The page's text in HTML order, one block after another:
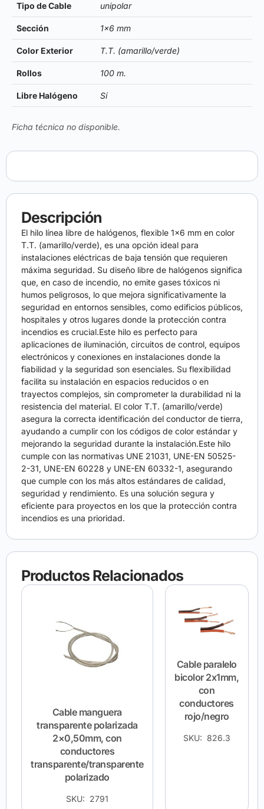
Tipo de Cable unipolar
Sección 1×6 mm
Color Exterior T.T. (amarillo/verde)
Rollos 100 m.
Libre Halógeno Sí
Ficha técnica no disponible.
Descripción
El hilo línea libre de halógenos, flexible 1×6 mm en color
T.T. (amarillo/verde), es una opción ideal para
instalaciones eléctricas de baja tensión que requieren
máxima seguridad. Su diseño libre de halógenos significa
que, en caso de incendio, no emite gases tóxicos ni
humos peligrosos, lo que mejora significativamente la
seguridad en entornos sensibles, como edificios públicos,
hospitales y otros lugares donde la protección contra
incendios es crucial.Este hilo es perfecto para
aplicaciones de iluminación, circuitos de control, equipos
electrónicos y conexiones en instalaciones donde la
fiabilidad y la seguridad son esenciales. Su flexibilidad
facilita su instalación en espacios reducidos o en
trayectos complejos, sin comprometer la durabilidad ni la
resistencia del material. El color T.T. (amarillo/verde)
asegura la correcta identificación del conductor de tierra,
ayudando a cumplir con los códigos de color estándar y
mejorando la seguridad durante la instalación.Este hilo
cumple con las normativas UNE 21031, UNE-EN 50525-
2-31, UNE-EN 60228 y UNE-EN 60332-1, asegurando
que cumple con los más altos estándares de calidad,
seguridad y rendimiento. Es una solución segura y
eficiente para proyectos en los que la protección contra
incendios es una prioridad.
Productos Relacionados
Cable manguera
transparente polarizada
2×0,50mm, con
conductores
transparente/transparente
polarizado
SKU: 2791
Cable paralelo
bicolor 2x1mm,
con
conductores
rojo/negro
SKU: 826.3